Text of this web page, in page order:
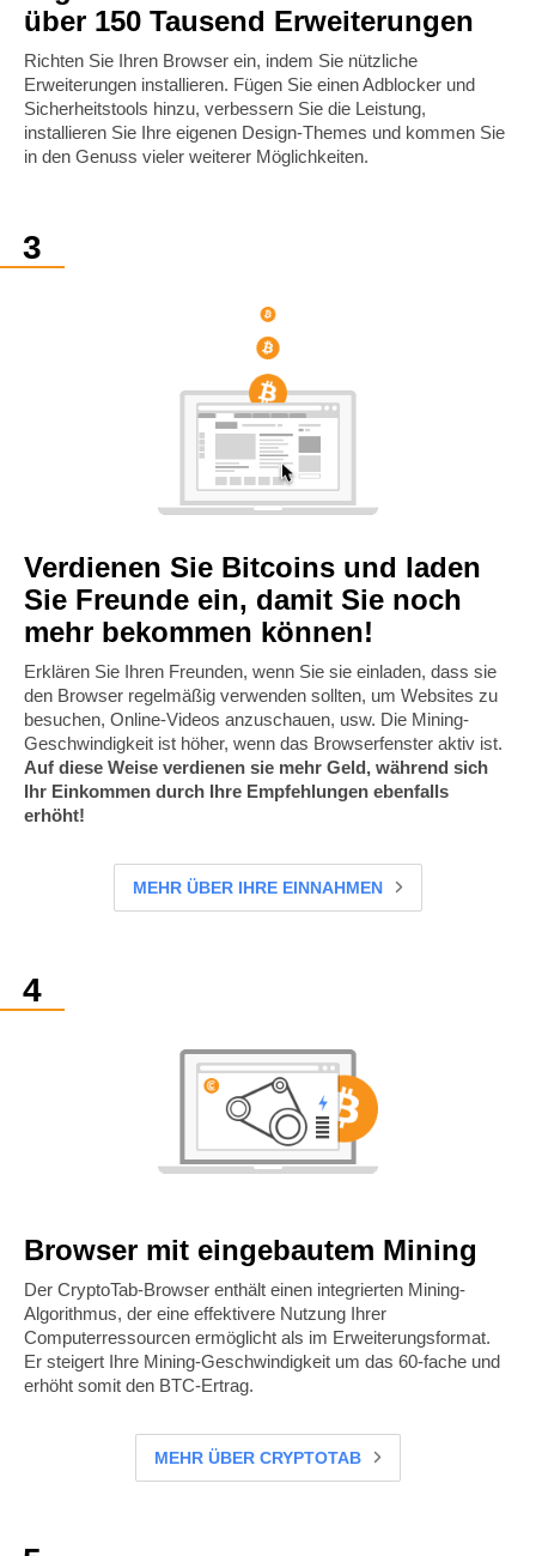
über 150 Tausend Erweiterungen
Richten Sie Ihren Browser ein, indem Sie nützliche
Erweiterungen installieren. Fügen Sie einen Adblocker und
Sicherheitstools hinzu, verbessern Sie die Leistung,
installieren Sie Ihre eigenen Design-Themes und kommen Sie
in den Genuss vieler weiterer Möglichkeiten.
Verdienen Sie Bitcoins und laden
Sie Freunde ein, damit Sie noch
mehr bekommen können!
Erklären Sie Ihren Freunden, wenn Sie sie einladen, dass sie
den Browser regelmäßig verwenden sollten, um Websites zu
besuchen, Online-Videos anzuschauen, usw. Die Mining-
Geschwindigkeit ist höher, wenn das Browserfenster aktiv ist.
Auf diese Weise verdienen sie mehr Geld, während sich
Ihr Einkommen durch Ihre Empfehlungen ebenfalls
erhöht!
MEHR ÜBER IHRE EINNAHMEN
Browser mit eingebautem Mining
Der CryptoTab-Browser enthält einen integrierten Mining-
Algorithmus, der eine effektivere Nutzung Ihrer
Computerressourcen ermöglicht als im Erweiterungsformat.
Er steigert Ihre Mining-Geschwindigkeit um das 60-fache und
erhöht somit den BTC-Ertrag.
MEHR ÜBER CRYPTOTAB